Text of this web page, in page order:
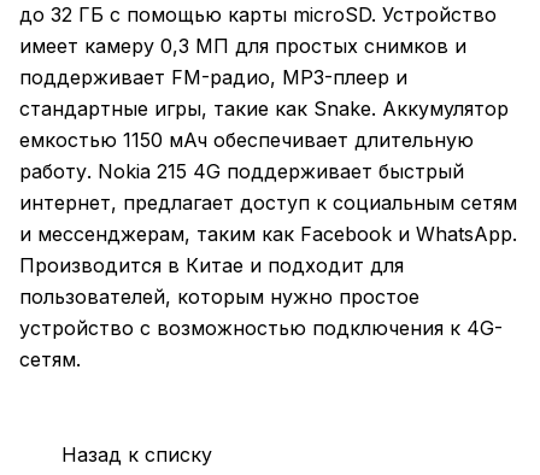
до 32 ГБ с помощью карты microSD. Устройство
имеет камеру 0,3 МП для простых снимков и
поддерживает FM-радио, MP3-плеер и
стандартные игры, такие как Snake. Аккумулятор
емкостью 1150 мАч обеспечивает длительную
работу. Nokia 215 4G поддерживает быстрый
интернет, предлагает доступ к социальным сетям
и мессенджерам, таким как Facebook и WhatsApp.
Производится в Китае и подходит для
пользователей, которым нужно простое
устройство с возможностью подключения к 4G-
сетям.
Назад к списку